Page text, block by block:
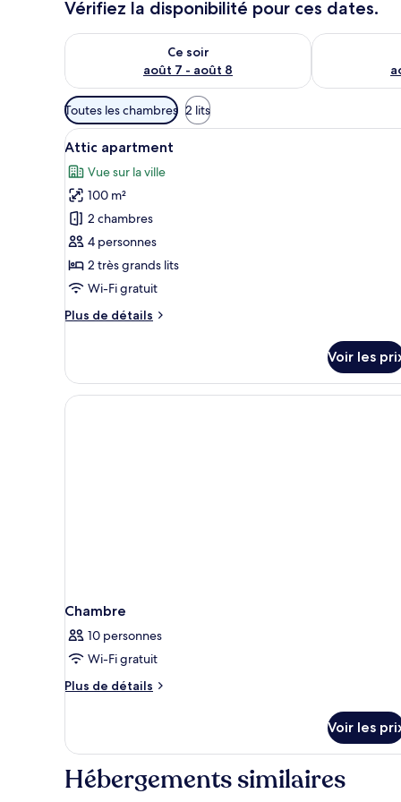
Vérifiez la disponibilité pour ces dates.
Ce soir
août 7 - août 8
Vérifier la disponibilité pour ce soir août 7 - août 8
Vérifier la
Filtres
disponibles
pour
les
chambres
Toutes les chambres 2 lits
Afficher
toutes
les
photos
pour
ce
type
de
chambre :
Attic
Un coin repas comprenant
36
Attic apartment
Vue sur la ville
100 m²
2 chambres
4 personnes
2 très grands lits
Wi-Fi gratuit
Plus de détails
Plus
le
type
de
Voir les
Chambre
10 personnes
Wi-Fi gratuit
Plus de détails
Plus
le
type
de
Voir les
Hébergements similaires